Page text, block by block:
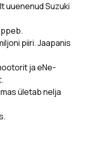
uuenenud Suzuki
piiri. Jaapanis
ja eNe-
ületab nelja